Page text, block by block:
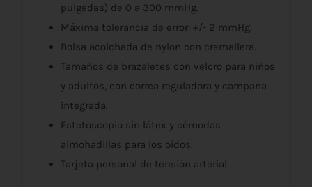
pulgadas) de 0 a 300 mmHg.
Máxima tolerancia de error: +/- 2 mmHg.
Bolsa acolchada de nylon con cremallera.
Tamaños de brazaletes con velcro para niños
y adultos, con correa reguladora y campana
integrada.
Estetoscopio sin látex y cómodas
almohadillas para los oídos.
Tarjeta personal de tensión arterial.